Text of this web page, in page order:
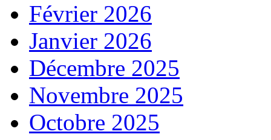
Février 2026
Janvier 2026
Décembre 2025
Novembre 2025
Octobre 2025